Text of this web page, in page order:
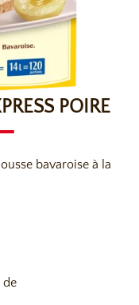
POIRE
bavaroise à la
de